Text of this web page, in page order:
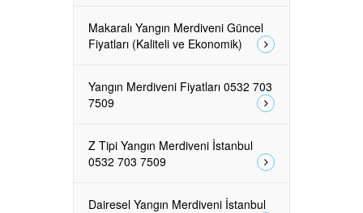
Makaralı Yangın Merdiveni Güncel
Fiyatları (Kaliteli ve Ekonomik)
Yangın Merdiveni Fiyatları 0532 703
7509
Z Tipi Yangın Merdiveni İstanbul
0532 703 7509
Dairesel Yangın Merdiveni İstanbul